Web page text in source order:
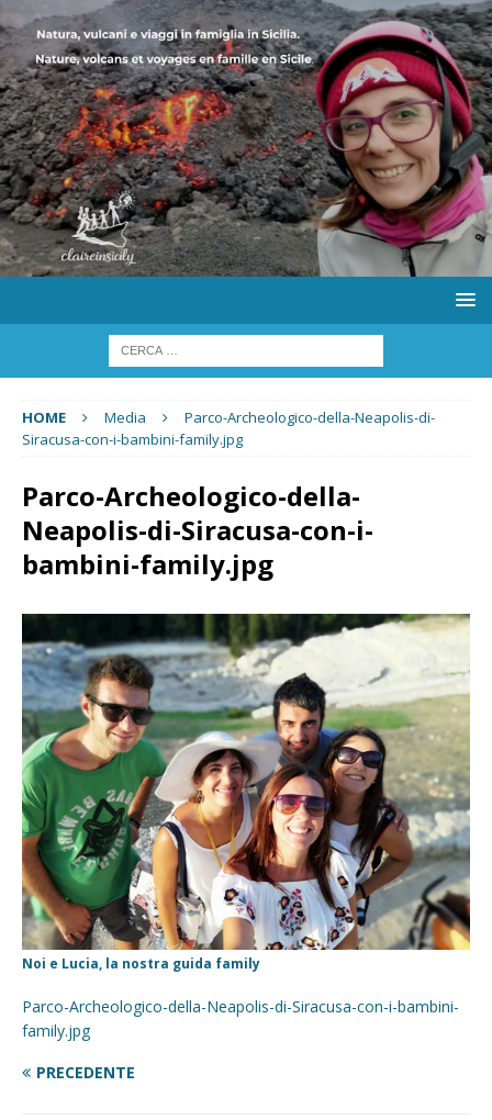
HOME Media
Parco-Archeologico-della-Neapolis-di-
Siracusa-con-i-bambini-family.jpg
Parco-Archeologico-della-
Neapolis-di-Siracusa-con-i-
bambini-family.jpg
Noi e Lucia, la nostra guida family
Parco-Archeologico-della-Neapolis-di-Siracusa-con-i-bambini-
family.jpg
PRECEDENTE